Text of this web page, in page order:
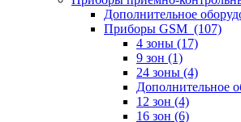
Дополнительное
Приборы GSM (107)
4 зоны (17)
9 зон (1)
24 зоны (4)
Дополнительное
12 зон (4)
16 зон (6)